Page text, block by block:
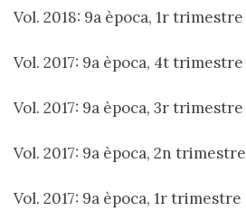
Vol. 2018: 9a època, 1r trimestre
Vol. 2017: 9a època, 4t trimestre
Vol. 2017: 9a època, 3r trimestre
Vol. 2017: 9a època, 2n trimestre
Vol. 2017: 9a època, 1r trimestre